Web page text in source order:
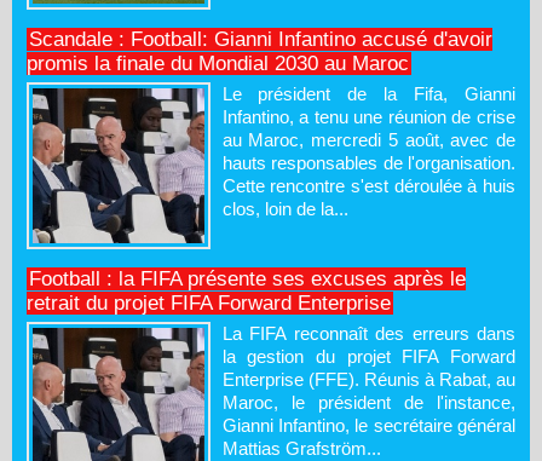
Scandale : Football: Gianni Infantino accusé d'avoir
promis la finale du Mondial 2030 au Maroc
Le président de la Fifa, Gianni
Infantino, a tenu une réunion de crise
au Maroc, mercredi 5 août, avec de
hauts responsables de l'organisation.
Cette rencontre s'est déroulée à huis
clos, loin de la...
Football : la FIFA présente ses excuses après le
retrait du projet FIFA Forward Enterprise
La FIFA reconnaît des erreurs dans
la gestion du projet FIFA Forward
Enterprise (FFE). Réunis à Rabat, au
Maroc, le président de l'instance,
Gianni Infantino, le secrétaire général
Mattias Grafström...